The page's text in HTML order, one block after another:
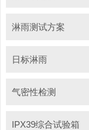
淋雨测试方案
日标淋雨
气密性检测
IPX39综合试验箱